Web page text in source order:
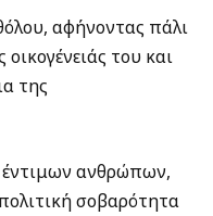
αφήνοντας πάλι
του και
της
έντιμων ανθρώπων,
σοβαρότητα